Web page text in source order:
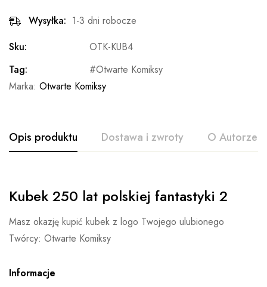
Wysyłka: 1-3 dni robocze
Sku:
OTK-KUB4
Tag:
Otwarte Komiksy
Marka: Otwarte Komiksy
Opis produktu Dostawa i zwroty O Autorze
Kubek 250 lat polskiej fantastyki 2
Masz okazję kupić kubek z logo Twojego ulubionego
Twórcy: Otwarte Komiksy
Informacje